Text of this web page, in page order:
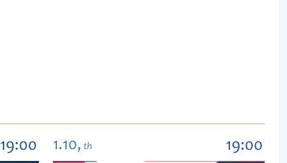
19:00 1.10, th 19:00